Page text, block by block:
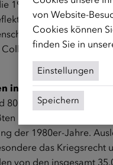
1996 den Nobelpreis
in ihren
Existenz und
bereichert, die
in Österreich
80.000 Menschen
der 1980er-Jahre.
das
von den insgesamt
von Website-
Cookies können
finden Sie in
Einstellungen
Speichern